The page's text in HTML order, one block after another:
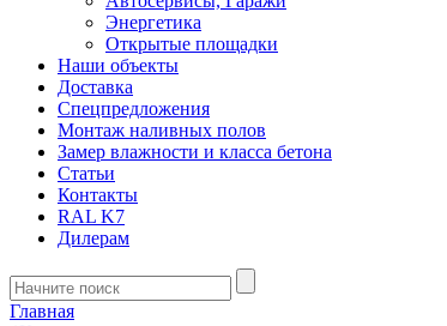
Энергетика
Открытые площадки
Наши объекты
Доставка
Спецпредложения
Монтаж наливных полов
Замер влажности и класса бетона
Статьи
Контакты
RAL K7
Дилерам
Главная